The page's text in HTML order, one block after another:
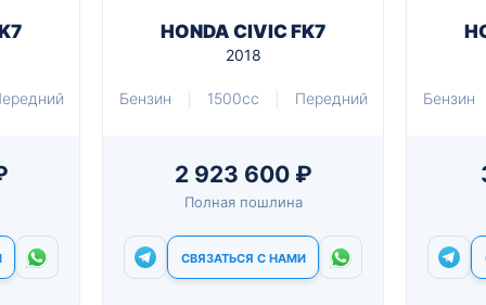
HONDA CIVIC FK7
2018
Бензин 1500cc Передний
2 923 600 ₽
Полная пошлина
СВЯЗАТЬСЯ С НАМИ
Бензин